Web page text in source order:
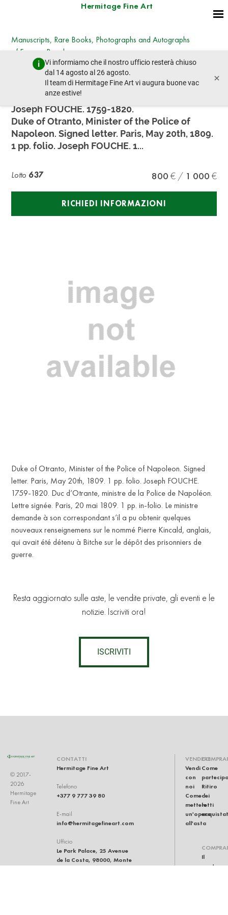
Hermitage Fine Art
Vi informiamo che il nostro ufficio resterà chiuso
dal 14 agosto al 26 agosto.
Il team di Hermitage Fine Art vi augura buone vac
anze estive!
×
Manuscripts, Rare Books, Photographs and Autographs
of Famous People
sabato 30 giugno 2018 - 11:00
lotto precedente lotto prossimo
Joseph FOUCHE. 1759-1820.
Duke of Otranto, Minister of the Police of
Napoleon. Signed letter. Paris, May 20th, 1809.
1 pp. folio. Joseph FOUCHE. 1...
Lotto 637 800 1 000
RICHIEDI INFORMAZIONI
Duke of Otranto, Minister of the Police of Napoleon. Signed
letter. Paris, May 20th, 1809. 1 pp. folio. Joseph FOUCHE.
1759-1820. Duc d’Otrante, ministre de la Police de Napoléon.
Lettre signée. Paris, 20 mai 1809. 1 pp. in-folio. Le ministre
demande à son correspondant s’il a pu obtenir quelques
nouveaux renseignemens sur le nommé Pierre Kincald, anglais,
qui avait été détenu à Bitche sur le dépôt des prisonniers de
guerre.
Resta aggiornato sulle aste, le vendite private, gli eventi e le
notizie. Iscriviti ora!
ISCRIVITI
© 2017-
2026
Hermitage
Fine Art
CONTATTI
Hermitage Fine Art
Telefono
+377 9 777 39 80
E-mail
info@hermitagefineart.com
Ufficio
Le Park Palace, 25 Avenue
de la Costa, 98000, Monte
VENDERE
Vendi
con
noi
Come
mettere
un'opera
all'asta
Come
Ritiro
dei
lotti
Il
nostro